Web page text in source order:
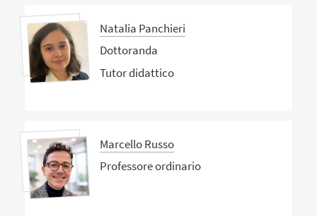
Natalia Panchieri
Dottoranda
Tutor didattico
Marcello Russo
Professore ordinario